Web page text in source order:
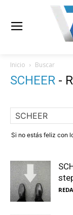
Inicio Buscar
SCHEER -
Si no estás feliz con